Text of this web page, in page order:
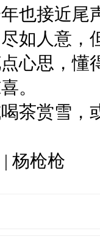
也接近尾
如人意，
心思，
。
茶赏雪
杨枪枪